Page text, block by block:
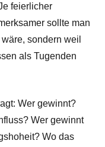
feierlicher
sollte man
sondern weil
als Tugenden
Wer gewinnt?
Wer gewinnt
Wo das